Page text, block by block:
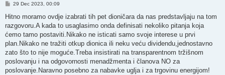
P
s
29 Dec 2023, 00:09
Hitno moramo ovdje izabrati tih pet dioničara da nas predstavljaju na tom
razgovoru.A kada to usaglasimo onda definisati nekoliko pitanja koja
ćemo tamo postaviti.Nikako ne isticati samo svoje interese u prvi
plan.Nikako ne tražiti otkup dionica ili neku veću dividendu,jednostavno
zato što to nije moguće.Treba insistirati na transparentnom tržišnom
poslovanju i na odgovornosti menadžmenta i članova NO za
poslovanje.Naravno posebno za nabavke uglja i za trgovinu energijom!